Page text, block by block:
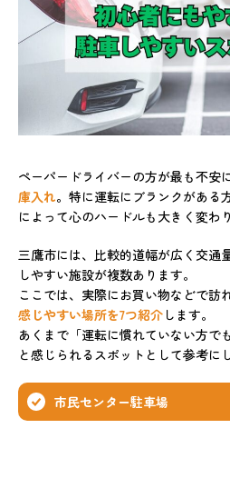
ペーパードライバーの方が最も不安
庫入れ。特に運転にブランクがある
によって心のハードルも大きく変わ
三鷹市には、比較的道幅が広く交通
しやすい施設が複数あります。
ここでは、実際にお買い物などで訪
感じやすい場所を7つ紹介 します。
あくまで「運転に慣れていない方で
と感じられるスポットとして参考に
市民センター駐車場